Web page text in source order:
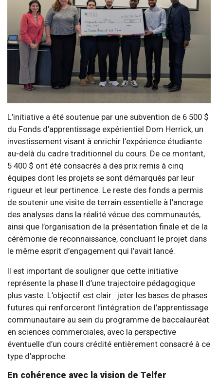
L’initiative a été soutenue par une subvention de 6 500 $
du Fonds d’apprentissage expérientiel Dom Herrick, un
investissement visant à enrichir l’expérience étudiante
au-delà du cadre traditionnel du cours. De ce montant,
5 400 $ ont été consacrés à des prix remis à cinq
équipes dont les projets se sont démarqués par leur
rigueur et leur pertinence. Le reste des fonds a permis
de soutenir une visite de terrain essentielle à l’ancrage
des analyses dans la réalité vécue des communautés,
ainsi que l’organisation de la présentation finale et de la
cérémonie de reconnaissance, concluant le projet dans
le même esprit d’engagement qui l’avait lancé.
Il est important de souligner que cette initiative
représente la phase II d’une trajectoire pédagogique
plus vaste. L’objectif est clair : jeter les bases de phases
futures qui renforceront l’intégration de l’apprentissage
communautaire au sein du programme de baccalauréat
en sciences commerciales, avec la perspective
éventuelle d’un cours crédité entièrement consacré à ce
type d’approche.
En cohérence avec la vision de Telfer